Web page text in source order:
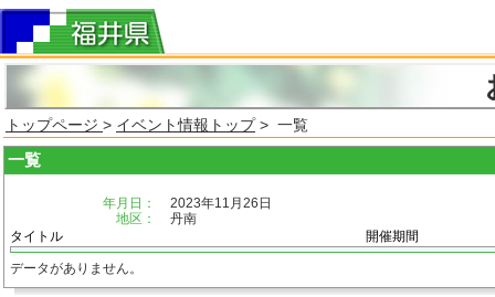
トップページ > イベント情報トップ> 一覧
一覧
年月日：
2023年11月26日
地区：
丹南
タイトル
開催期間
データがありません。